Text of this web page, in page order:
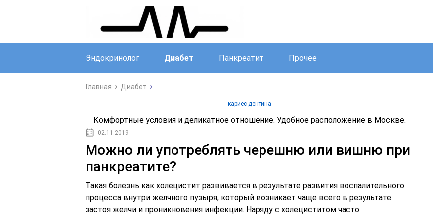
Эндокринолог Диабет Панкреатит Прочее
Главная Диабет
кариес дентина
Комфортные условия и деликатное отношение. Удобное расположение в Москве.
02.11.2019
Можно ли употреблять черешню или вишню при
панкреатите?
Такая болезнь как холецистит развивается в результате развития воспалительного
процесса внутри желчного пузыря, который возникает чаще всего в результате
застоя желчи и проникновения инфекции. Наряду с холециститом часто